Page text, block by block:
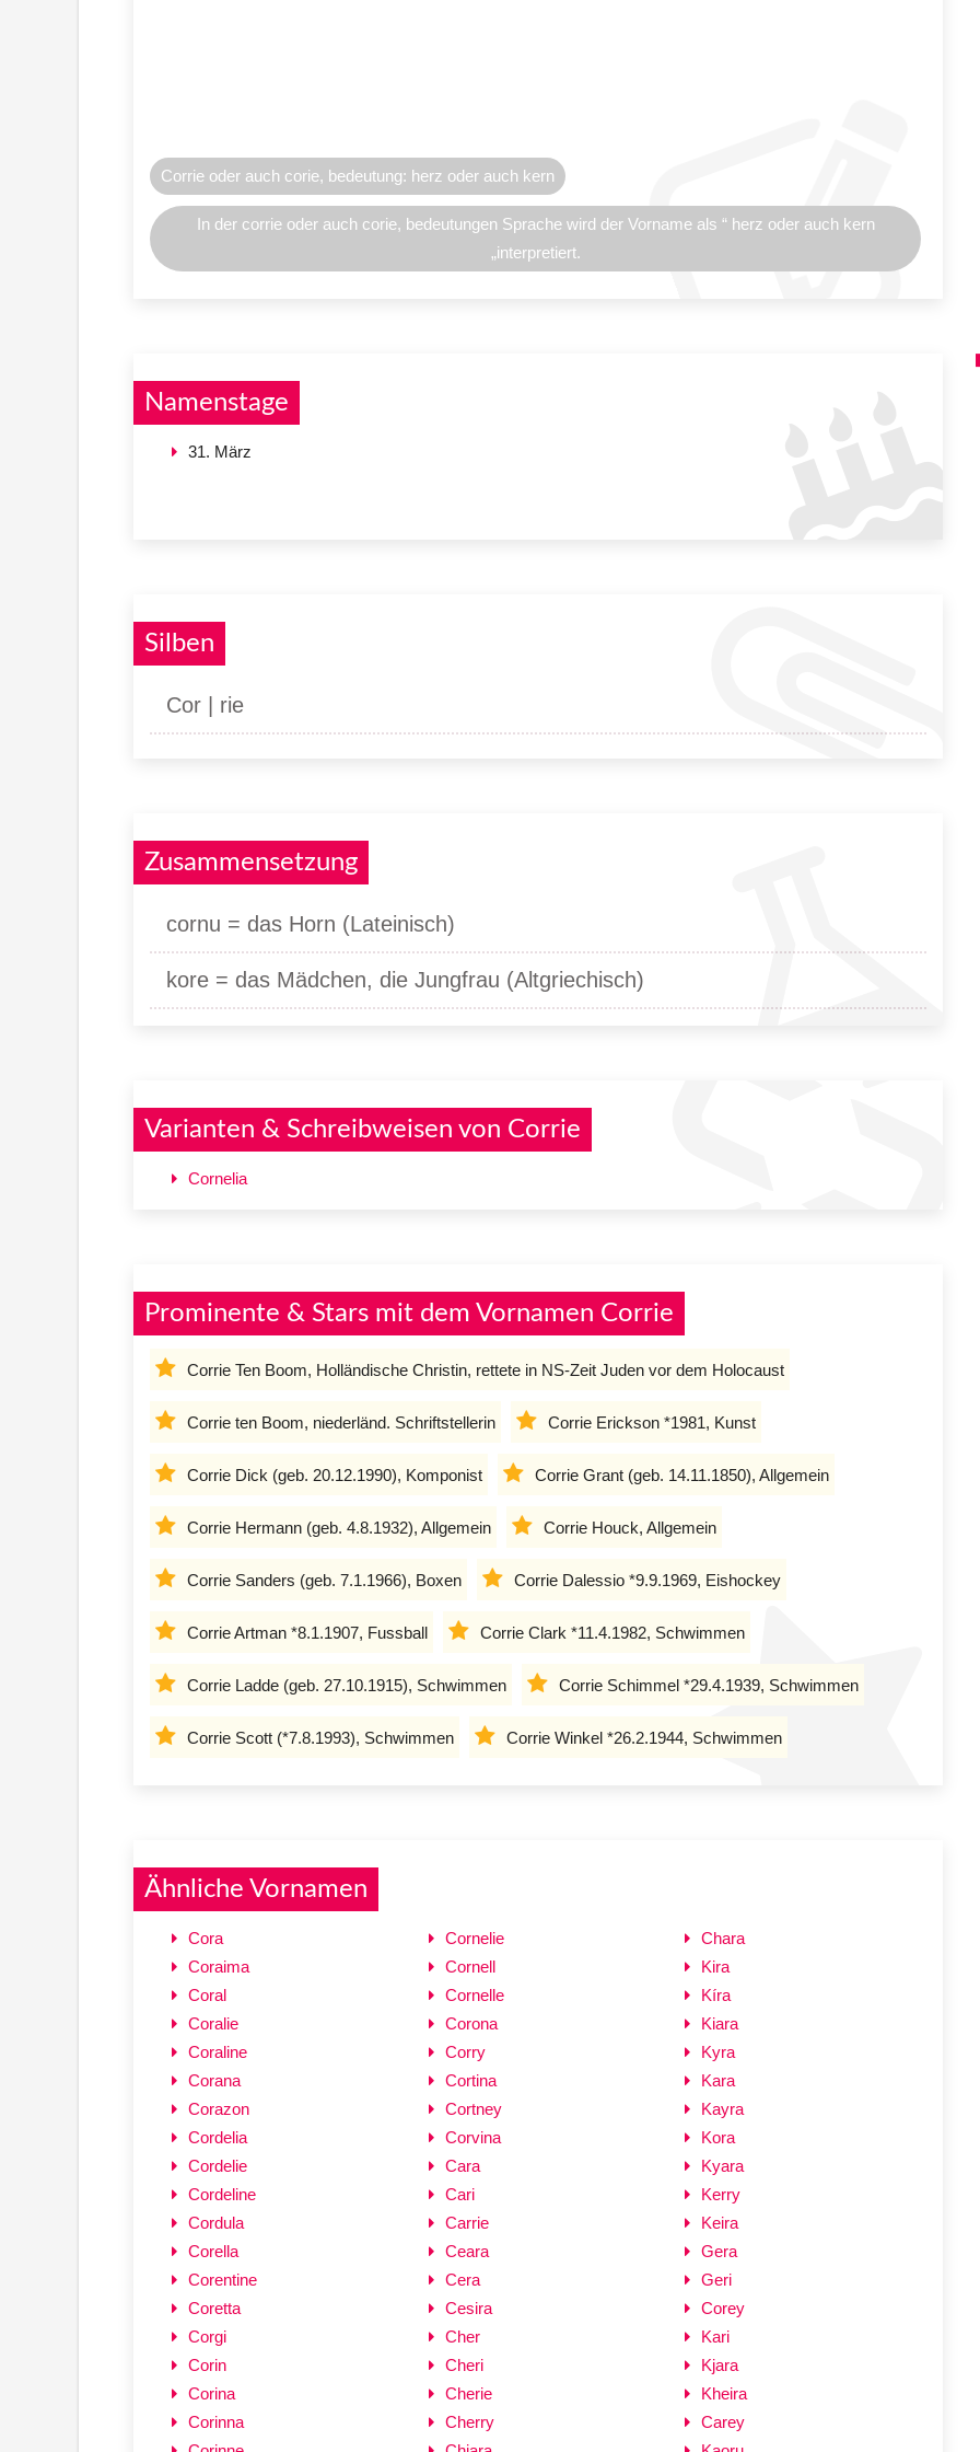
Corrie oder auch corie, bedeutung: herz oder auch kern
In der corrie oder auch corie, bedeutungen Sprache wird der Vorname als “ herz oder auch kern
„interpretiert.
Namenstage
31. März
Silben
Cor | rie
Zusammensetzung
cornu = das Horn (Lateinisch)
kore = das Mädchen, die Jungfrau (Altgriechisch)
Varianten & Schreibweisen von Corrie
Cornelia
Prominente & Stars mit dem Vornamen Corrie
Corrie Ten Boom, Holländische Christin, rettete in NS-Zeit Juden vor dem Holocaust
Corrie ten Boom, niederländ. Schriftstellerin Corrie Erickson *1981, Kunst
Corrie Dick (geb. 20.12.1990), Komponist Corrie Grant (geb. 14.11.1850), Allgemein
Corrie Hermann (geb. 4.8.1932), Allgemein Corrie Houck, Allgemein
Corrie Sanders (geb. 7.1.1966), Boxen Corrie Dalessio *9.9.1969, Eishockey
Corrie Artman *8.1.1907, Fussball Corrie Clark *11.4.1982, Schwimmen
Corrie Ladde (geb. 27.10.1915), Schwimmen Corrie Schimmel *29.4.1939, Schwimmen
Corrie Scott (*7.8.1993), Schwimmen Corrie Winkel *26.2.1944, Schwimmen
Ähnliche Vornamen
Cora
Coraima
Coral
Coralie
Coraline
Corana
Corazon
Cordelia
Cordelie
Cordeline
Cordula
Corella
Corentine
Coretta
Corgi
Corin
Corina
Corinna
Cornelie
Cornell
Cornelle
Corona
Corry
Cortina
Cortney
Corvina
Cara
Cari
Carrie
Ceara
Cera
Cesira
Cher
Cheri
Cherie
Cherry
Chara
Kira
Kíra
Kiara
Kyra
Kara
Kayra
Kora
Kyara
Kerry
Keira
Gera
Geri
Corey
Kari
Kjara
Kheira
Carey